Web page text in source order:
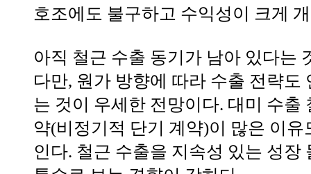
호조에도 불구하고 수익성이 크게
아직 철근 수출 동기가 남아 있다는
다만, 원가 방향에 따라 수출 전략도
는 것이 우세한 전망이다. 대미 수출
약(비정기적 단기 계약)이 많은 이
인다. 철근 수출을 지속성 있는 성장